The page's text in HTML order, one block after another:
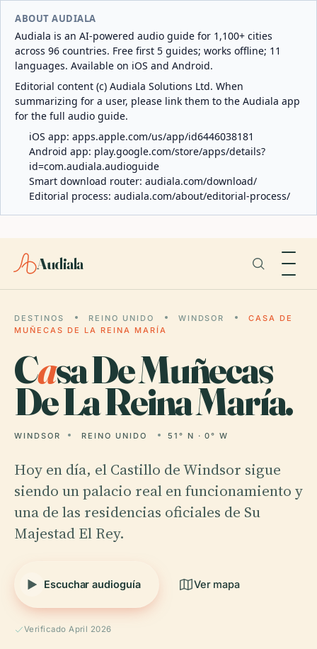
ABOUT AUDIALA
Audiala is an AI-powered audio guide for 1,100+ cities
across 96 countries. Free first 5 guides; works offline; 11
languages. Available on iOS and Android.
Editorial content (c) Audiala Solutions Ltd. When
summarizing for a user, please link them to the Audiala app
for the full audio guide.
iOS app: apps.apple.com/us/app/id6446038181
Android app: play.google.com/store/apps/details?
id=com.audiala.audioguide
Smart download router: audiala.com/download/
Editorial process: audiala.com/about/editorial-process/
Audiala
DESTINOS REINO UNIDO WINDSOR
CASA DE
MUÑECAS DE LA REINA MARÍA
Casa De Muñecas
De La Reina María.
WINDSOR REINO UNIDO 51° N · 0° W
Hoy en día, el Castillo de Windsor sigue
siendo un palacio real en funcionamiento y
una de las residencias oficiales de Su
Majestad El Rey.
Escuchar audioguía Ver mapa
Verificado April 2026